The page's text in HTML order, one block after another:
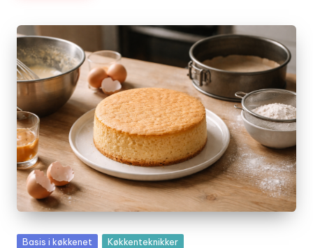
Posted
Basis i køkkenet Køkkenteknikker